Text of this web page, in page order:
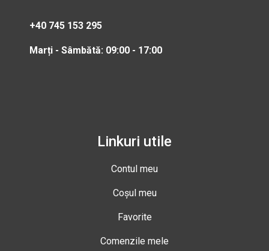
+40 745 153 295
Marți - Sâmbătă: 09:00 - 17:00
Linkuri utile
Contul meu
Coșul meu
Favorite
Comenzile mele